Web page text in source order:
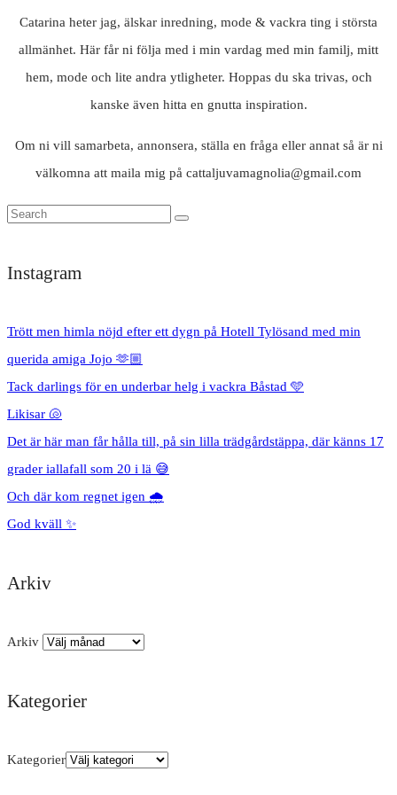
Catarina heter jag, älskar inredning, mode & vackra ting i största
allmänhet. Här får ni följa med i min vardag med min familj, mitt
hem, mode och lite andra ytligheter. Hoppas du ska trivas, och
kanske även hitta en gnutta inspiration.
Om ni vill samarbeta, annonsera, ställa en fråga eller annat så är ni
välkomna att maila mig på cattaljuvamagnolia@gmail.com
Instagram
Trött men himla nöjd efter ett dygn på Hotell Tylösand med min
querida amiga Jojo 🫶🏼
Tack darlings för en underbar helg i vackra Båstad 🩵
Likisar 🐚
Det är här man får hålla till, på sin lilla trädgårdstäppa, där känns 17
grader iallafall som 20 i lä 😅
Och där kom regnet igen 🌧️
God kväll ✨
Arkiv
Arkiv
Kategorier
Kategorier